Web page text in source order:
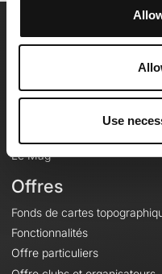
Use
OpenRunner
Carrières
Le Mag'
Offres
Fonds de cartes
Fonctionnalités
Offre particuliers